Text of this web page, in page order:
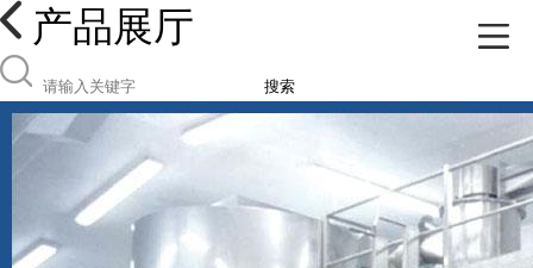
产品展厅
搜索